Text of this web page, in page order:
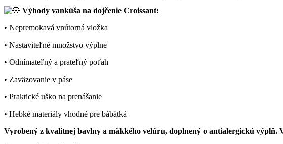
Výhody vankúša na dojčenie Croissant:
• Nepremokavá vnútorná vložka
• Nastaviteľné množstvo výplne
• Odnímateľný a prateľný poťah
• Zaväzovanie v páse
• Praktické uško na prenášanie
• Hebké materiály vhodné pre bábätká
Vyrobený z kvalitnej bavlny a mäkkého velúru, doplnený o antialergickú